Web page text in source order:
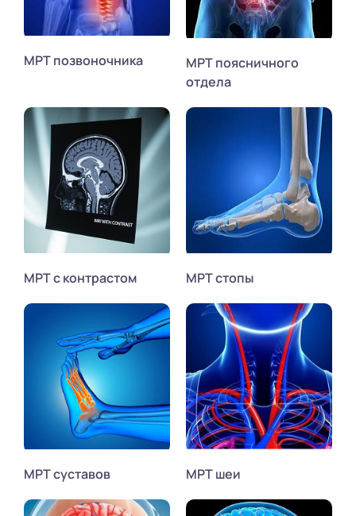
МРТ позвоночника
МРТ поясничного
отдела
МРТ с контрастом МРТ стопы
МРТ суставов МРТ шеи